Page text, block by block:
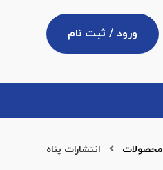
ورود / ثبت نام
محصولات انتشارات پناه